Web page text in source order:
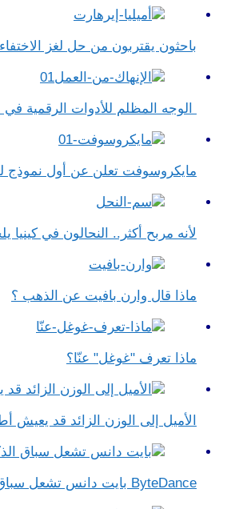
باحثون يقتربون من حل لغز
الوجه المظلم للأدوات الرقمية في
مايكروسوفت تعلن عن أول نموذج
لأنه مربح أكثر.. النحالون في
ماذا قال وارن بافيت عن الذهب ؟
ماذا تعرف "غوغل" عنّا؟
الأميل إلى الوزن الزائد قد يعيش
ByteDance بايت دانس تشعل سباق الذكاء الإصطناعي